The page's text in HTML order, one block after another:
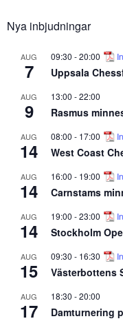
Nya inbjudningar
AUG
7
09:30 -20:00
Uppsala
AUG
9
13:00 -22:00
Rasmus
AUG
14
08:00 - 17:00
West Coast
AUG
14
16:00 - 19:00
Carnstams
AUG
14
19:00 -23:00
Stockholm
AUG
15
09:30 - 16:30
Västerbottens
AUG
17
18:30 -20:00
Damturnering